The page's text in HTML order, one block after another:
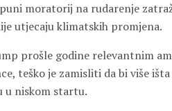
moratorij na rudarenje
utjecaju klimatskih promjena.
prošle godine relevantnim
teško je zamisliti da bi više
u niskom startu.